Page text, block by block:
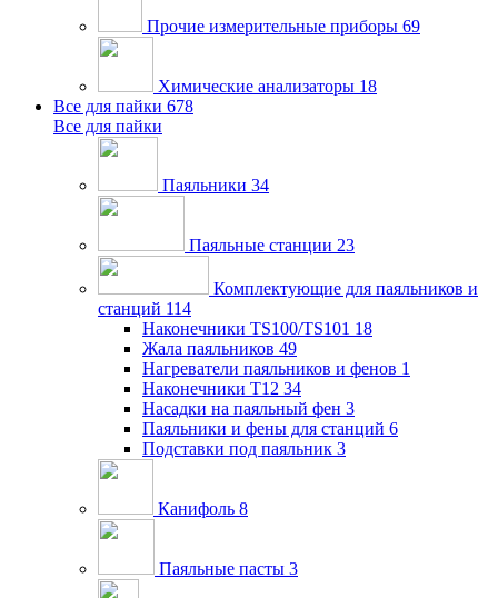
Прочие измерительные приборы 69
Химические анализаторы 18
Все для пайки 678
Все для пайки
Паяльники 34
Паяльные станции 23
Комплектующие для паяльников и
станций 114
Наконечники TS100/TS101 18
Жала паяльников 49
Нагреватели паяльников и фенов 1
Наконечники T12 34
Насадки на паяльный фен 3
Паяльники и фены для станций 6
Подставки под паяльник 3
Канифоль 8
Паяльные пасты 3